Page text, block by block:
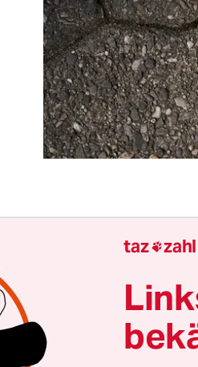
Notwendigkeit des Neuen
mehr gezeigt. Es
Aber ganz so
von Antonio Gramsci,
immer auch davon ab,
taz 